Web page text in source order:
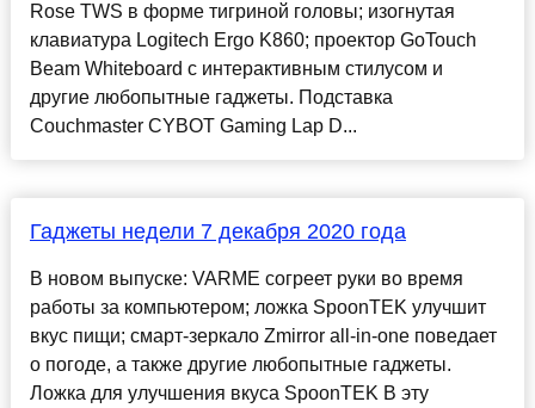
Rose TWS в форме тигриной головы; изогнутая
клавиатура Logitech Ergo K860; проектор GoTouch
Beam Whiteboard с интерактивным стилусом и
другие любопытные гаджеты. Подставка
Couchmaster CYBOT Gaming Lap D...
Гаджеты недели 7 декабря 2020 года
В новом выпуске: VARME согреет руки во время
работы за компьютером; ложка SpoonTEK улучшит
вкус пищи; смарт-зеркало Zmirror all-in-one поведает
о погоде, а также другие любопытные гаджеты.
Ложка для улучшения вкуса SpoonTEK В эту